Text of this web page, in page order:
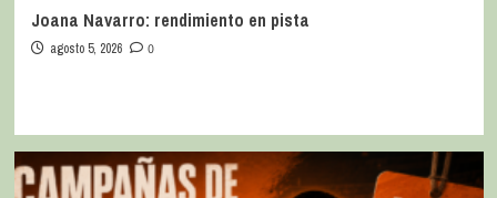
Joana Navarro: rendimiento en pista
agosto 5, 2026 0